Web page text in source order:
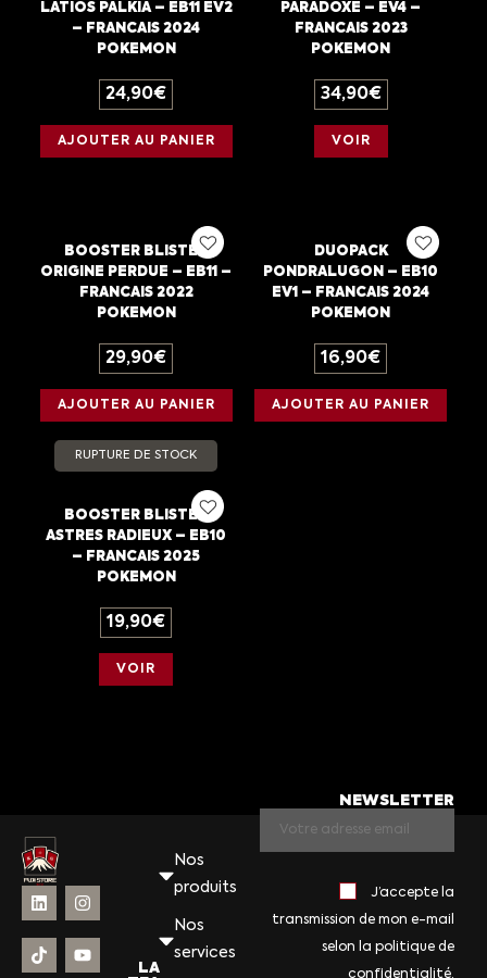
LATIOS PALKIA – EB11 EV2
– FRANCAIS 2024
POKEMON
24,90€
AJOUTER AU PANIER
PARADOXE – EV4 –
FRANCAIS 2023
POKEMON
34,90€
VOIR
BOOSTER BLISTER
ORIGINE PERDUE – EB11 –
FRANCAIS 2022
POKEMON
29,90€
AJOUTER AU PANIER
DUOPACK
PONDRALUGON – EB10
EV1 – FRANCAIS 2024
POKEMON
16,90€
AJOUTER AU PANIER
RUPTURE DE STOCK
BOOSTER BLISTER
ASTRES RADIEUX – EB10
– FRANCAIS 2025
POKEMON
19,90€
VOIR
Nos
produits
Nos
services
LA
NEWSLETTER
J’accepte la
transmission de mon e-mail
selon la politique de
confidentialité.